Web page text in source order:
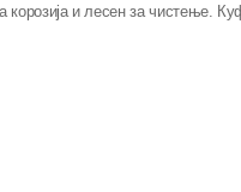
корозија и лесен за чистење.